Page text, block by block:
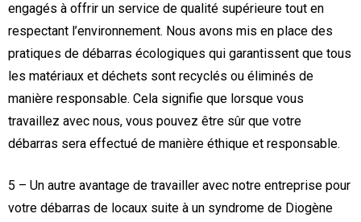
engagés à offrir un service de qualité supérieure tout en
respectant l’environnement. Nous avons mis en place des
pratiques de débarras écologiques qui garantissent que tous
les matériaux et déchets sont recyclés ou éliminés de
manière responsable. Cela signifie que lorsque vous
travaillez avec nous, vous pouvez être sûr que votre
débarras sera effectué de manière éthique et responsable.
5 – Un autre avantage de travailler avec notre entreprise pour
votre débarras de locaux suite à un syndrome de Diogène